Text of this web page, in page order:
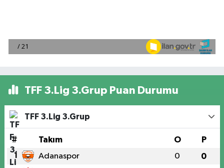
TFF 3.Lig 3.Grup Puan Durumu
TFF 3.Lig 3.Grup
# Takım O P
1 Adanaspor 0 0